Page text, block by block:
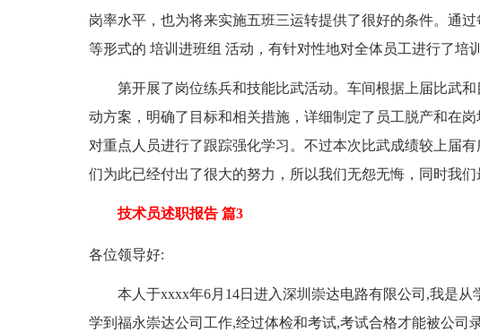
岗率水平，也为将来实施五班三运转提供了很好的条件。通
等形式的 培训进班组 活动，有针对性地对全体员工进行了培
第开展了岗位练兵和技能比武活动。车间根据上届比武和
动方案，明确了目标和相关措施，详细制定了员工脱产和在
对重点人员进行了跟踪强化学习。不过本次比武成绩较上届
们为此已经付出了很大的努力，所以我们无怨无悔，同时我们
技术员述职报告 篇3
各位领导好:
本人于xxxx年6月14日进入深圳崇达电路有限公司,我是从
学到福永崇达公司工作,经过体检和考试,考试合格才能被公司录